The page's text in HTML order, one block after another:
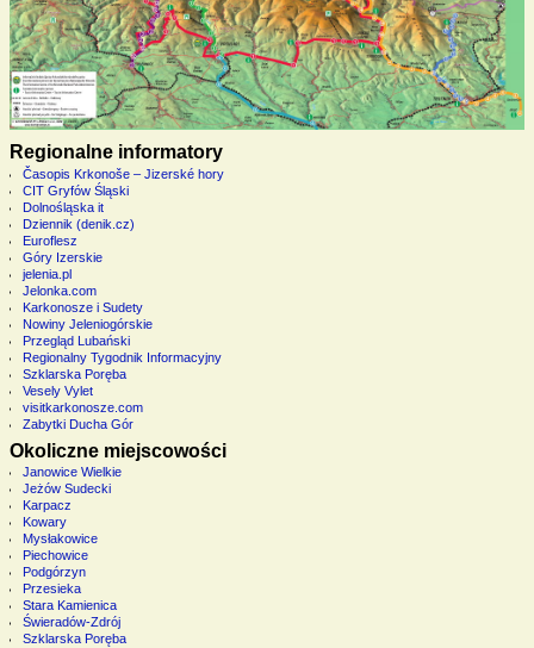
Regionalne informatory
Časopis Krkonoše – Jizerské hory
CIT Gryfów Śląski
Dolnośląska it
Dziennik (denik.cz)
Euroflesz
Góry Izerskie
jelenia.pl
Jelonka.com
Karkonosze i Sudety
Nowiny Jeleniogórskie
Przegląd Lubański
Regionalny Tygodnik Informacyjny
Szklarska Poręba
Vesely Vylet
visitkarkonosze.com
Zabytki Ducha Gór
Okoliczne miejscowości
Janowice Wielkie
Jeżów Sudecki
Karpacz
Kowary
Mysłakowice
Piechowice
Podgórzyn
Przesieka
Stara Kamienica
Świeradów-Zdrój
Szklarska Poręba